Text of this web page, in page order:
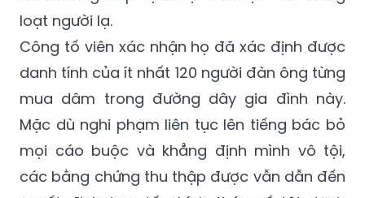
Công tố viên xác nhận họ đã xác định được
danh tính của ít nhất 120 người đàn ông từng
mua dâm trong đường dây gia đình này.
Mặc dù nghi phạm liên tục lên tiếng bác bỏ
mọi cáo buộc và khẳng định mình vô tội,
các bằng chứng thu thập được vẫn dẫn đến
quyết định truy tố chính thức về tội danh
môi giới mại dâm với các tình tiết tăng nặng.